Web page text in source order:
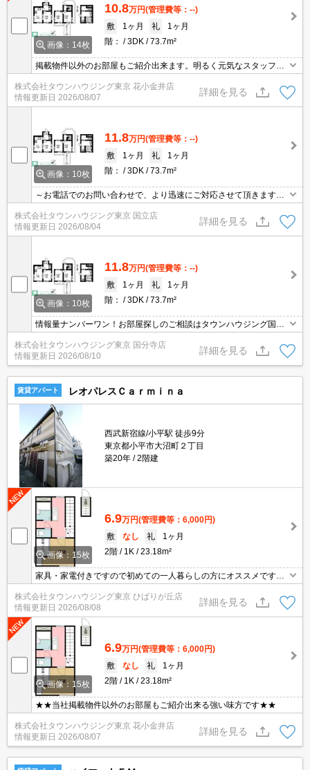
画像：14枚
10.8万円(管理費等：--)
敷
1ヶ月 礼
1ヶ月
階：
3DK 73.7m²
掲載物件以外のお部屋もご紹介出来ます。明るく元気なスタッフが
丁寧にご対応させていただきます。オンラインで見学・接客可能で
す！お気軽にお問い合わせ下さい☆★
株式会社タウンハウジング東京 花小金井店
情報更新日 2026/08/07
詳細を見る
画像：10枚
11.8万円(管理費等：--)
敷
1ヶ月 礼
1ヶ月
階：
3DK 73.7m²
～お電話でのお問い合わせで、より迅速にご対応させて頂きます～
地域密着タウンハウジング【国立店】まで～
株式会社タウンハウジング東京 国立店
情報更新日 2026/08/04
詳細を見る
画像：10枚
11.8万円(管理費等：--)
敷
1ヶ月 礼
1ヶ月
階：
3DK 73.7m²
情報量ナンバーワン！お部屋探しのご相談はタウンハウジング国分
寺店にお任せを！
株式会社タウンハウジング東京 国分寺店
情報更新日 2026/08/10
詳細を見る
賃貸アパート レオパレスＣａｒｍｉｎａ
西武新宿線/小平駅 徒歩9分
東京都小平市大沼町２丁目
築20年
2階建
画像：15枚
6.9万円(管理費等：6,000円)
敷
なし 礼
1ヶ月
2階
1K 23.18m²
家具・家電付きですので初めての一人暮らしの方にオススメです。
ご契約金のクレジット決済可！賃貸のお部屋探しはタウンハウジン
グひばりヶ丘店へ
株式会社タウンハウジング東京 ひばりが丘店
情報更新日 2026/08/08
詳細を見る
画像：15枚
6.9万円(管理費等：6,000円)
敷
なし 礼
1ヶ月
2階
1K 23.18m²
★★当社掲載物件以外のお部屋もご紹介出来る強い味方です★★
株式会社タウンハウジング東京 花小金井店
情報更新日 2026/08/07
詳細を見る